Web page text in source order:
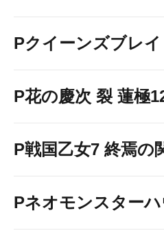
Pクイーンズブレ
P花の慶次 裂 蓮極
P戦国乙女7 終焉の
Pネオモンスター